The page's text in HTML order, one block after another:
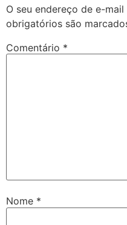
O seu endereço de e-
obrigatórios são
Comentário *
Nome *